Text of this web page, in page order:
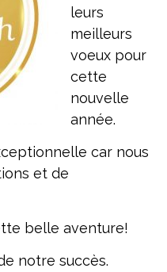
leurs
meilleurs
voeux pour
cette
nouvelle
année.
car nous
et de
belle aventure!
notre succès.